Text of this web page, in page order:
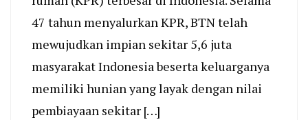
47 tahun menyalurkan KPR, BTN telah
mewujudkan impian sekitar 5,6 juta
masyarakat Indonesia beserta keluarganya
memiliki hunian yang layak dengan nilai
pembiayaan sekitar […]